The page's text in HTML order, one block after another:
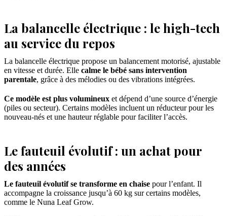
La balancelle électrique : le high-tech
au service du repos
La balancelle électrique propose un balancement motorisé, ajustable
en vitesse et durée. Elle calme le bébé sans intervention
parentale, grâce à des mélodies ou des vibrations intégrées.
Ce modèle est plus volumineux et dépend d’une source d’énergie
(piles ou secteur). Certains modèles incluent un réducteur pour les
nouveau-nés et une hauteur réglable pour faciliter l’accès.
Le fauteuil évolutif : un achat pour
des années
Le fauteuil évolutif se transforme en chaise pour l’enfant. Il
accompagne la croissance jusqu’à 60 kg sur certains modèles,
comme le Nuna Leaf Grow.